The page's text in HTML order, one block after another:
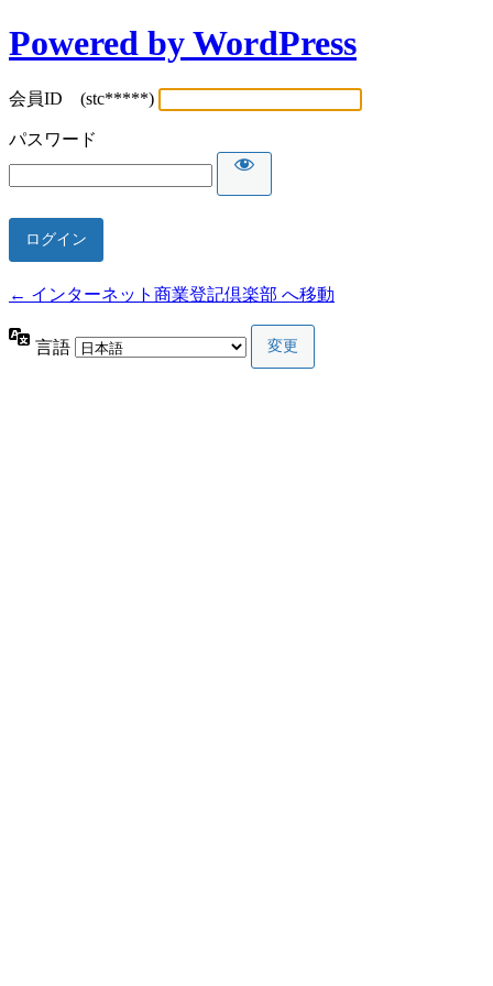
Powered by WordPress
会員ID (stc*****)
パスワード
← インターネット商業登記倶楽部 へ移動
言語